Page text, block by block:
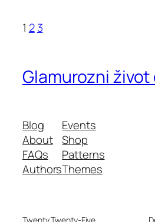
1 2 3
Glamurozni
Blog
About
FAQs
Authors
Events
Shop
Patterns
Themes